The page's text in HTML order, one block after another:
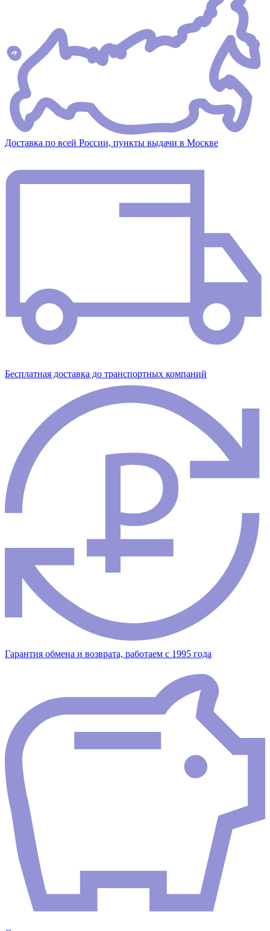
Доставка по всей России, пункты выдачи в Москве
Бесплатная доставка до транспортных компаний
Гарантия обмена и возврата, работаем с 1995 года